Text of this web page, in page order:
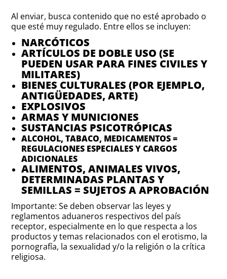
Al enviar, busca contenido que no esté aprobado o
que esté muy regulado. Entre ellos se incluyen:
NARCÓTICOS
ARTÍCULOS DE DOBLE USO (SE
PUEDEN USAR PARA FINES CIVILES Y
MILITARES)
BIENES CULTURALES (POR EJEMPLO,
ANTIGÜEDADES, ARTE)
EXPLOSIVOS
ARMAS Y MUNICIONES
SUSTANCIAS PSICOTRÓPICAS
ALCOHOL, TABACO, MEDICAMENTOS =
REGULACIONES ESPECIALES Y CARGOS
ADICIONALES
ALIMENTOS, ANIMALES VIVOS,
DETERMINADAS PLANTAS Y
SEMILLAS = SUJETOS A APROBACIÓN
Importante: Se deben observar las leyes y
reglamentos aduaneros respectivos del país
receptor, especialmente en lo que respecta a los
productos y temas relacionados con el erotismo, la
pornografía, la sexualidad y/o la religión o la crítica
religiosa.